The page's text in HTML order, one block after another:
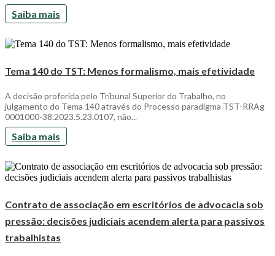
Saiba mais
Tema 140 do TST: Menos formalismo, mais efetividade
A decisão proferida pelo Tribunal Superior do Trabalho, no
julgamento do Tema 140 através do Processo paradigma TST-RRAg
0001000-38.2023.5.23.0107, não...
Saiba mais
Contrato de associação em escritórios de advocacia sob
pressão: decisões judiciais acendem alerta para passivos
trabalhistas